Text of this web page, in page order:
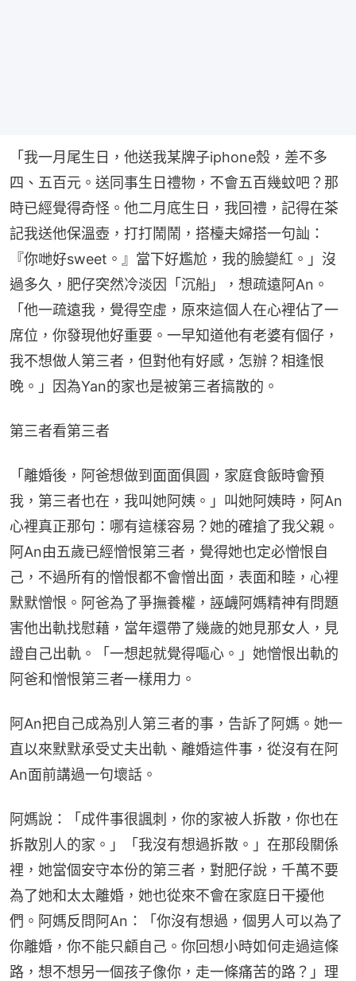
「我一月尾生日，他送我某牌子iphone殼，差不多
四、五百元。送同事生日禮物，不會五百幾蚊吧？那
時已經覺得奇怪。他二月底生日，我回禮，記得在茶
記我送他保溫壺，打打鬧鬧，搭檯夫婦搭一句訕：
『你哋好sweet。』當下好尷尬，我的臉變紅。」沒
過多久，肥仔突然冷淡因「沉船」，想疏遠阿An。
「他一疏遠我，覺得空虛，原來這個人在心裡佔了一
席位，你發現他好重要。一早知道他有老婆有個仔，
我不想做人第三者，但對他有好感，怎辦？相逢恨
晚。」因為Yan的家也是被第三者搞散的。
第三者看第三者
「離婚後，阿爸想做到面面俱圓，家庭食飯時會預
我，第三者也在，我叫她阿姨。」叫她阿姨時，阿An
心裡真正那句：哪有這樣容易？她的確搶了我父親。
阿An由五歲已經憎恨第三者，覺得她也定必憎恨自
己，不過所有的憎恨都不會憎出面，表面和睦，心裡
默默憎恨。阿爸為了爭撫養權，誣衊阿媽精神有問題
害他出軌找慰藉，當年還帶了幾歲的她見那女人，見
證自己出軌。「一想起就覺得嘔心。」她憎恨出軌的
阿爸和憎恨第三者一樣用力。
阿An把自己成為別人第三者的事，告訴了阿媽。她一
直以來默默承受丈夫出軌、離婚這件事，從沒有在阿
An面前講過一句壞話。
阿媽說：「成件事很諷刺，你的家被人拆散，你也在
拆散別人的家。」「我沒有想過拆散。」在那段關係
裡，她當個安守本份的第三者，對肥仔說，千萬不要
為了她和太太離婚，她也從來不會在家庭日干擾他
們。阿媽反問阿An：「你沒有想過，個男人可以為了
你離婚，你不能只顧自己。你回想小時如何走過這條
路，想不想另一個孩子像你，走一條痛苦的路？」理